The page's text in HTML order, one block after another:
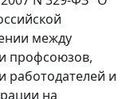
между
профсоюзов,
и
на